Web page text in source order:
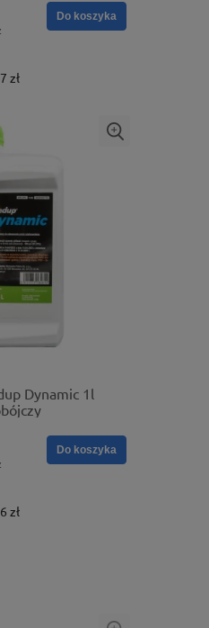
zł
Do koszyka
Dynamic 1l
zł
Do koszyka